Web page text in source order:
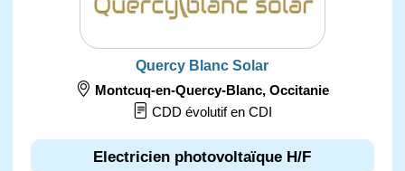
Quercy Blanc Solar
Montcuq-en-Quercy-Blanc, Occitanie
CDD évolutif en CDI
Electricien photovoltaïque H/F